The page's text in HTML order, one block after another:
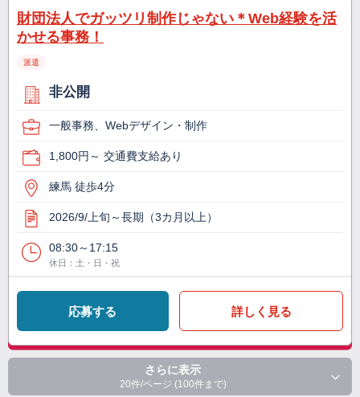
財団法人でガッツリ制作じゃない＊Web経験を活
かせる事務！
派遣
非公開
一般事務、Webデザイン・制作
1,800円～ 交通費支給あり
練馬 徒歩4分
2026/9/上旬～長期（3カ月以上）
08:30～17:15
休日：土・日・祝
応募する 詳しく見る
さらに表示
20件/ページ (100件まで)